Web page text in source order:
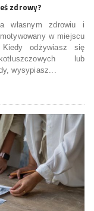
zdrowy?
własnym zdrowiu i
w miejscu
odżywiasz się
lub
wysypiasz...